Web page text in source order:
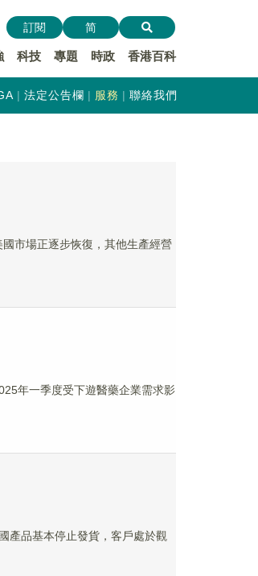
科技 專題 時政 香港百科
訂閱 简
法定公告欄 服務 聯絡我們
市場正逐步恢復，其他生產經營
年一季度受下遊醫藥企業需求影
產品基本停止發貨，客戶處於觀